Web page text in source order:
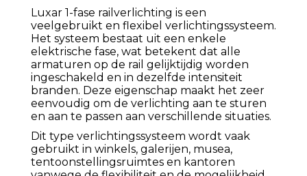
Luxar 1-fase railverlichting is een
veelgebruikt en flexibel verlichtingssysteem.
Het systeem bestaat uit een enkele
elektrische fase, wat betekent dat alle
armaturen op de rail gelijktijdig worden
ingeschakeld en in dezelfde intensiteit
branden. Deze eigenschap maakt het zeer
eenvoudig om de verlichting aan te sturen
en aan te passen aan verschillende situaties.
Dit type verlichtingssysteem wordt vaak
gebruikt in winkels, galerijen, musea,
tentoonstellingsruimtes en kantoren